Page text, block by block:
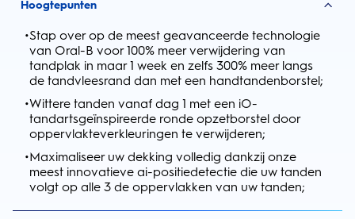
Hoogtepunten
•Stap over op de meest geavanceerde technologie
van Oral-B voor 100% meer verwijdering van
tandplak in maar 1 week en zelfs 300% meer langs
de tandvleesrand dan met een handtandenborstel;
•Wittere tanden vanaf dag 1 met een iO-
tandartsgeïnspireerde ronde opzetborstel door
oppervlakteverkleuringen te verwijderen;
•Maximaliseer uw dekking volledig dankzij onze
meest innovatieve ai-positiedetectie die uw tanden
volgt op alle 3 de oppervlakken van uw tanden;